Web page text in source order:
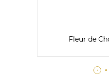
Fleur de